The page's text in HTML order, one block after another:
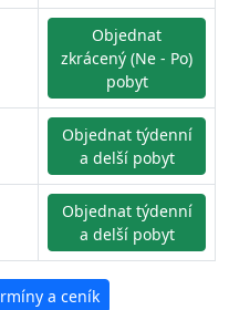
Objednat
zkrácený (Ne - Po)
pobyt
Objednat týdenní
a delší pobyt
Objednat týdenní
a delší pobyt
a ceník